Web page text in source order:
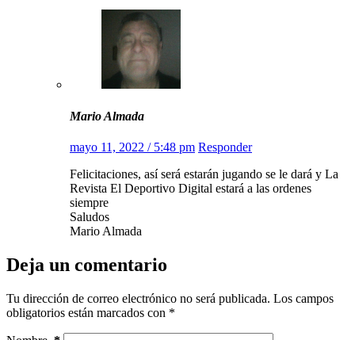
Mario Almada
mayo 11, 2022 / 5:48 pm Responder
Felicitaciones, así será estarán jugando se le dará y La
Revista El Deportivo Digital estará a las ordenes
siempre
Saludos
Mario Almada
Deja un comentario
Tu dirección de correo electrónico no será publicada. Los campos
obligatorios están marcados con *